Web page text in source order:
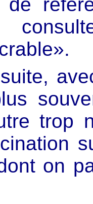
trop
on